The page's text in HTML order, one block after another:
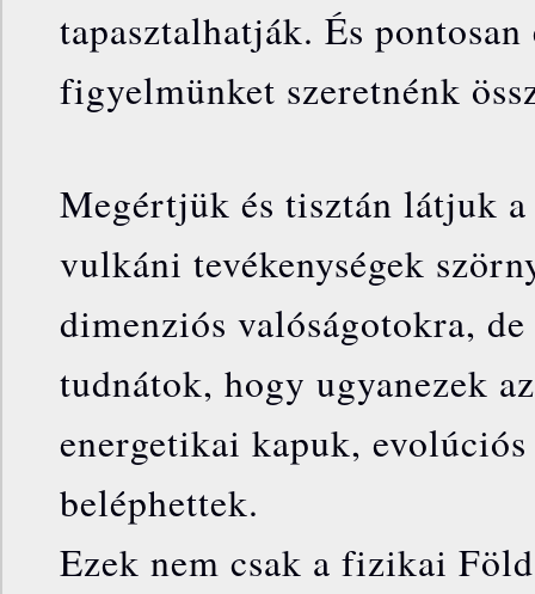
tapasztalhatják. És
figyelmünket szeretnénk
Megértjük és tisztán látjuk a
vulkáni tevékenységek
dimenziós valóságotokra,
tudnátok, hogy ugyanezek
energetikai kapuk,
beléphettek.
Ezek nem csak a fizikai